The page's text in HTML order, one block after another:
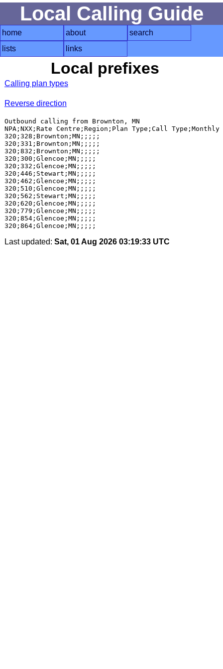
Local Calling Guide
home about
search
lists
links
Local prefixes
Calling plan types
Reverse direction
Outbound calling from Brownton, MN
NPA;NXX;Rate Centre;Region;Plan Type;Call
320;328;Brownton;MN;;;;;
320;331;Brownton;MN;;;;;
320;832;Brownton;MN;;;;;
320;300;Glencoe;MN;;;;;
320;332;Glencoe;MN;;;;;
320;446;Stewart;MN;;;;;
320;462;Glencoe;MN;;;;;
320;510;Glencoe;MN;;;;;
320;562;Stewart;MN;;;;;
320;620;Glencoe;MN;;;;;
320;779;Glencoe;MN;;;;;
320;854;Glencoe;MN;;;;;
Last updated: Sat, 01 Aug 2026 03:19:33 UTC